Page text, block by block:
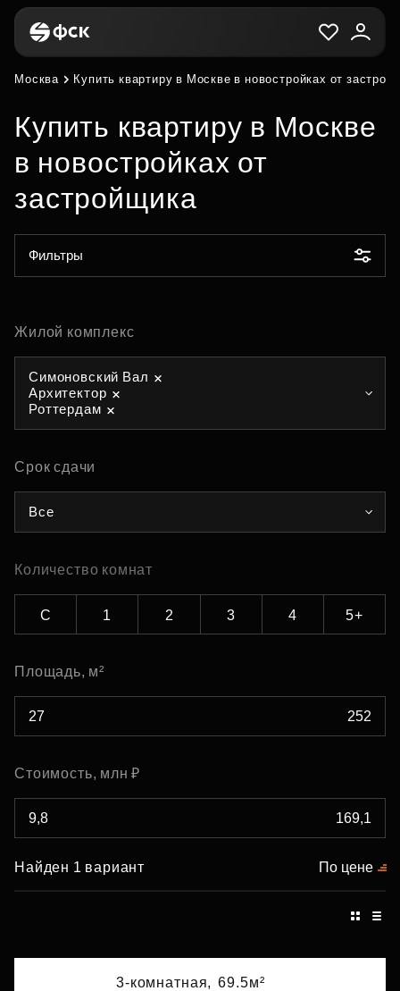
Москва Купить квартиру в Москве в новостройках от
Купить квартиру в Москве
в новостройках от
застройщика
Фильтры
Жилой комплекс
Симоновский Вал
Архитектор
Роттердам
Срок сдачи
Все
Количество комнат
С 1 2 3 4 5+
Площадь, м²
Стоимость, млн ₽
Найден 1 вариант По цене
3-комнатная, 69.5м²